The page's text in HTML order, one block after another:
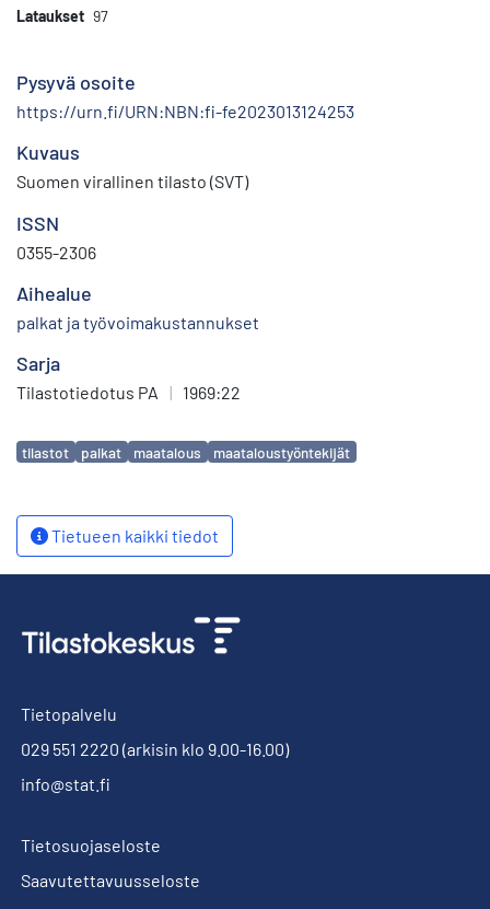
Lataukset 97
Pysyvä osoite
https://urn.fi/URN:NBN:fi-fe2023013124253
Kuvaus
Suomen virallinen tilasto (SVT)
ISSN
0355-2306
Aihealue
palkat ja työvoimakustannukset
Sarja
Tilastotiedotus PA | 1969:22
Avainsanat
tilastot palkat maatalous maataloustyöntekijät
Tietueen kaikki tiedot
Tietopalvelu
029 551 2220 (arkisin klo 9.00-16.00)
info@stat.fi
Tietosuojaseloste
Saavutettavuusseloste